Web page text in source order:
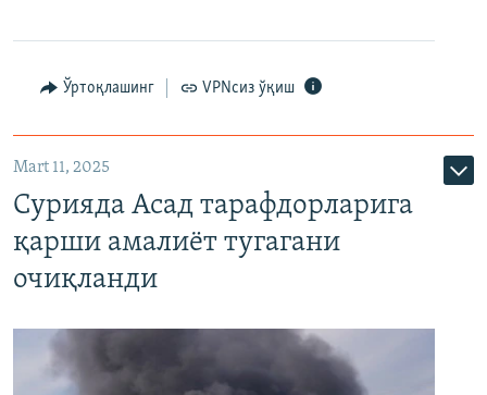
Ўртоқлашинг VPNсиз ўқиш
Mart 11, 2025
Сурияда Асад тарафдорларига
қарши амалиёт тугагани
очиқланди